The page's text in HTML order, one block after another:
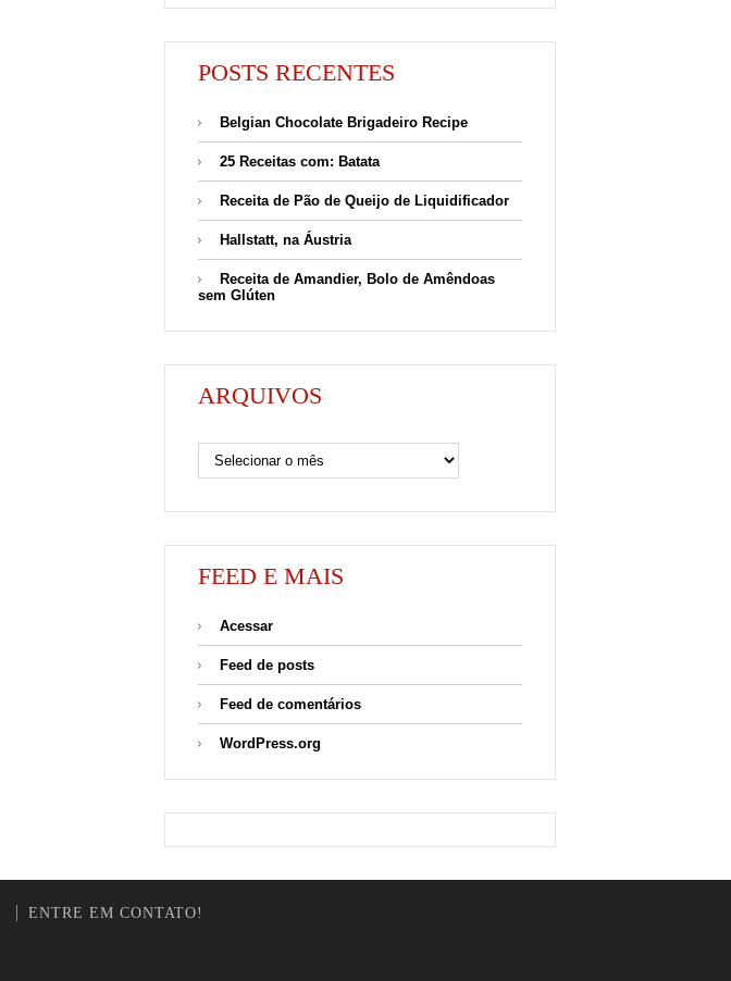
POSTS RECENTES
Belgian Chocolate Brigadeiro Recipe
25 Receitas com: Batata
Receita de Pão de Queijo de Liquidificador
Hallstatt, na Áustria
Receita de Amandier, Bolo de Amêndoas
sem Glúten
ARQUIVOS
FEED E MAIS
Acessar
Feed de posts
Feed de comentários
WordPress.org
ENTRE EM CONTATO!